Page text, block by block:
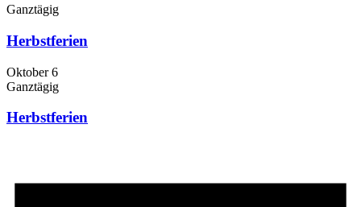
Ganztägig
Herbstferien
Oktober 6
Ganztägig
Herbstferien